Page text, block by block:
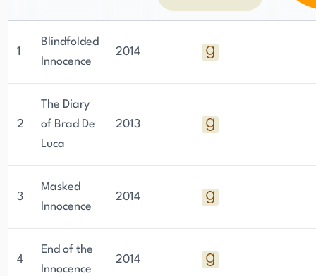
1
Blindfolded
Innocence
2014
2
The Diary
of Brad De
Luca
2013
3
Masked
Innocence
2014
4
End of the
Innocence
2014